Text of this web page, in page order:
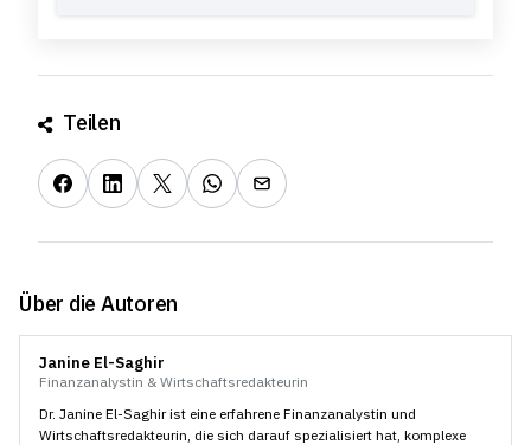
Teilen
Über die Autoren
Janine El-Saghir
Finanzanalystin & Wirtschaftsredakteurin
Dr. Janine El-Saghir ist eine erfahrene Finanzanalystin und
Wirtschaftsredakteurin, die sich darauf spezialisiert hat, komplexe